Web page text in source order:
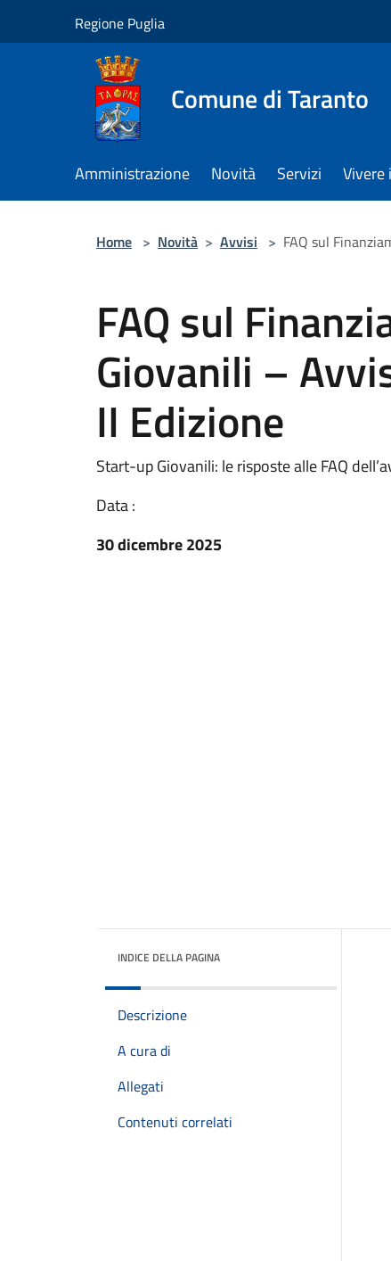
Regione Puglia
Comune di Taranto
Amministrazione Novità Servizi Vivere
Home > Novità > Avvisi > FAQ sul
FAQ sul
Giovanili –
II Edizione
Start-up Giovanili: le risposte alle FAQ
Data :
30 dicembre 2025
INDICE DELLA PAGINA
Descrizione
A cura di
Allegati
Contenuti correlati